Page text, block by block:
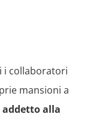
i collaboratori
mansioni a
addetto alla